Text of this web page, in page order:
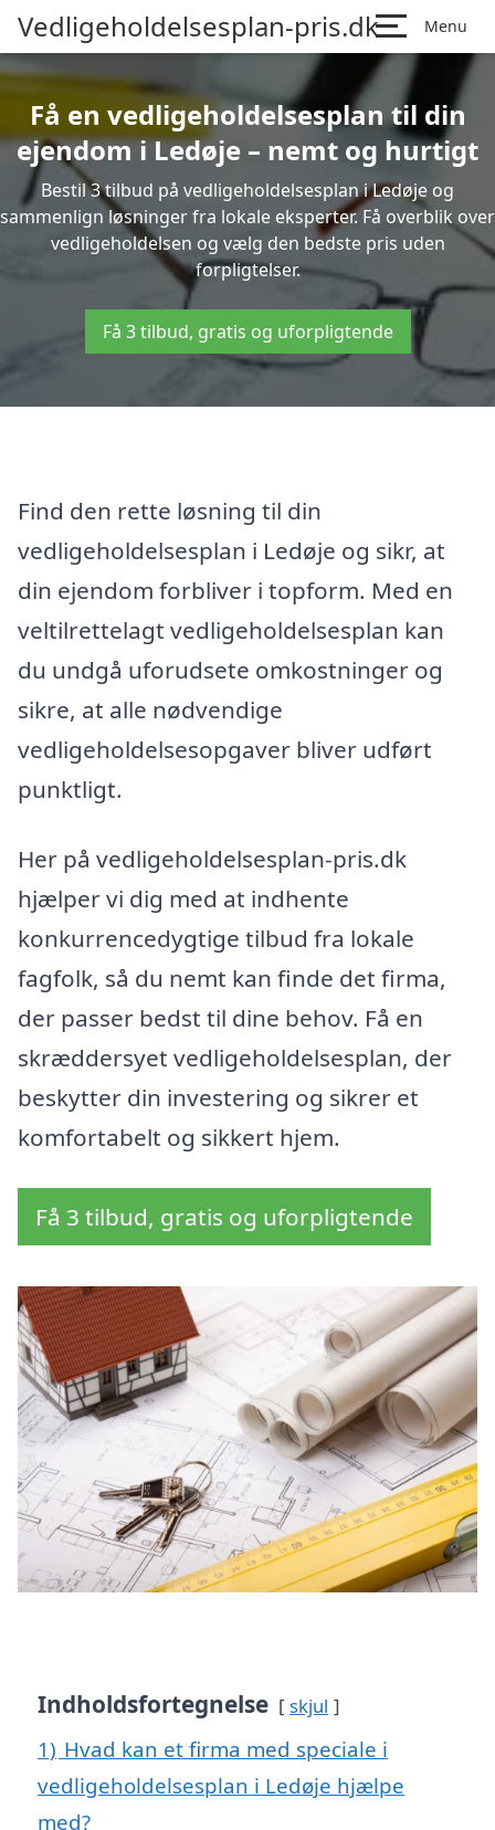
Vedligeholdelsesplan-pris.dk Menu
Få en vedligeholdelsesplan til din
ejendom i Ledøje – nemt og hurtigt
Bestil 3 tilbud på vedligeholdelsesplan i Ledøje og
sammenlign løsninger fra lokale eksperter. Få overblik over
vedligeholdelsen og vælg den bedste pris uden
forpligtelser.
Få 3 tilbud, gratis og uforpligtende
Find den rette løsning til din
vedligeholdelsesplan i Ledøje og sikr, at
din ejendom forbliver i topform. Med en
veltilrettelagt vedligeholdelsesplan kan
du undgå uforudsete omkostninger og
sikre, at alle nødvendige
vedligeholdelsesopgaver bliver udført
punktligt.
Her på vedligeholdelsesplan-pris.dk
hjælper vi dig med at indhente
konkurrencedygtige tilbud fra lokale
fagfolk, så du nemt kan finde det firma,
der passer bedst til dine behov. Få en
skræddersyet vedligeholdelsesplan, der
beskytter din investering og sikrer et
komfortabelt og sikkert hjem.
Få 3 tilbud, gratis og uforpligtende
Indholdsfortegnelse skjul
1) Hvad kan et firma med speciale i
vedligeholdelsesplan i Ledøje hjælpe
med?